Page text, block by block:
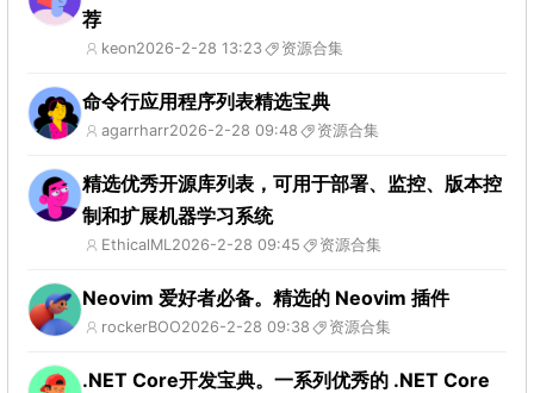
荐
keon2026-2-28 13:23 资源合集
命令行应用程序列表精选宝典
agarrharr2026-2-28 09:48 资源合集
精选优秀开源库列表，可用于部署、监控、版本控
制和扩展机器学习系统
EthicalML2026-2-28 09:45 资源合集
Neovim 爱好者必备。精选的 Neovim 插件
rockerBOO2026-2-28 09:38 资源合集
.NET Core开发宝典。一系列优秀的 .NET Core